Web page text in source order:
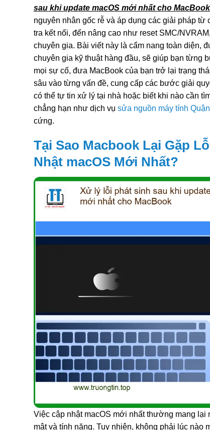
sau khi update macOS mới nhất cho MacBook
nguyên nhân gốc rễ và áp dụng các giải pháp
tra kết nối, đến nâng cao như reset SMC/
chuyên gia. Bài viết này là cẩm nang toàn diện,
chuyên gia kỹ thuật hàng đầu, sẽ giúp bạn từng
mọi sự cố, đưa MacBook của bạn trở lại trạng
sâu vào từng vấn đề, cung cấp các bước giải
có thể tự tin xử lý tại nhà hoặc biết khi nào cần
chẳng hạn như dịch vụ sửa nguồn máy tính
cứng.
Tại Sao Macbook Lại Gặp
Nhật macOS Mới Nhất?
Việc cập nhật macOS mới nhất thường mang lại
mật và tính năng. Tuy nhiên, không phải lúc nào